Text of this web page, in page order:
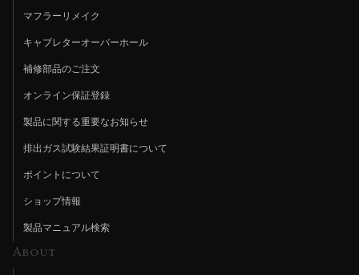
マフラーリメイク
キャブレターオーバーホール
補修部品のご注文
オンライン保証登録
製品に関する重要なお知らせ
排出ガス試験結果証明書について
ポイントについて
ショップ情報
製品マニュアル検索
About